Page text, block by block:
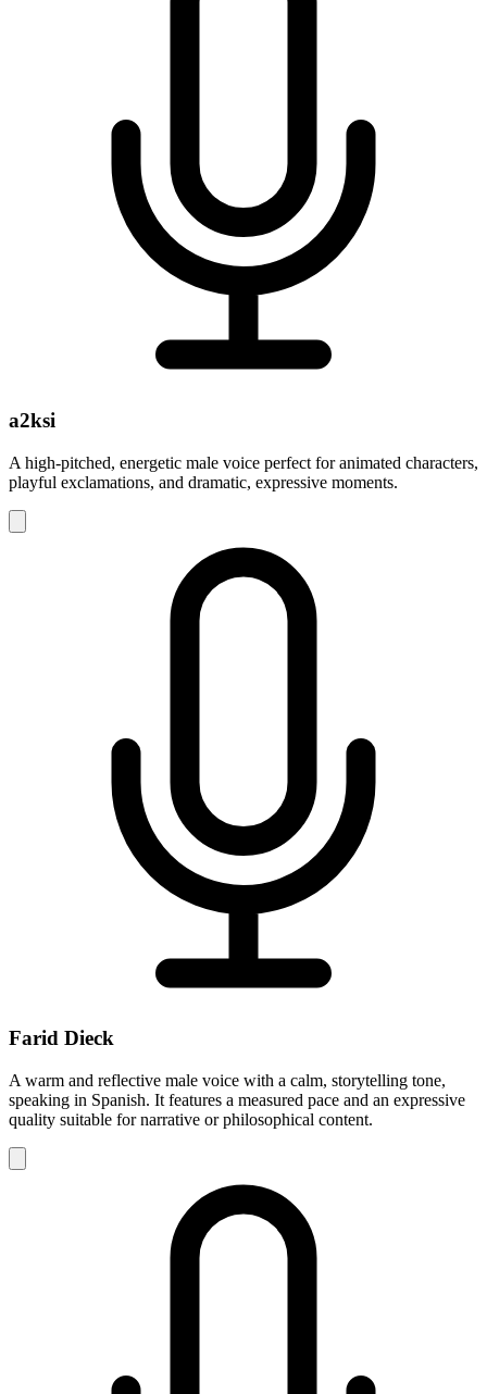
a2ksi
A high-pitched, energetic male voice perfect for animated characters,
playful exclamations, and dramatic, expressive moments.
Farid Dieck
A warm and reflective male voice with a calm, storytelling tone,
speaking in Spanish. It features a measured pace and an expressive
quality suitable for narrative or philosophical content.